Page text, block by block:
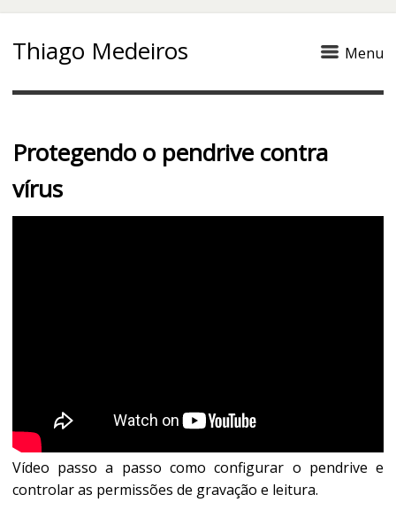
Thiago Medeiros Menu
Protegendo o pendrive contra
vírus
Vídeo passo a passo como configurar o pendrive e
controlar as permissões de gravação e leitura.